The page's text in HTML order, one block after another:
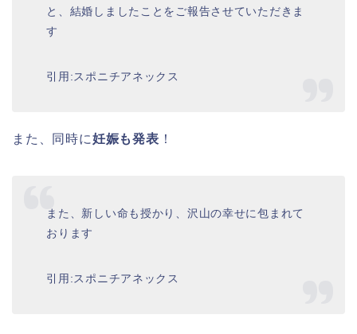
と、結婚しましたことをご報告させていただきま
す
引用:スポニチアネックス
また、同時に妊娠も発表 ！
また、新しい命も授かり、沢山の幸せに包まれて
おります
引用:スポニチアネックス